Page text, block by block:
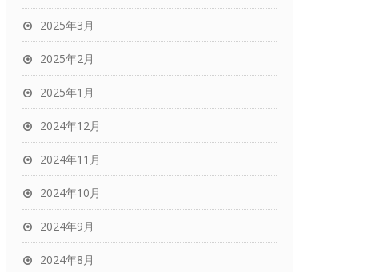
2025年3月
2025年2月
2025年1月
2024年12月
2024年11月
2024年10月
2024年9月
2024年8月